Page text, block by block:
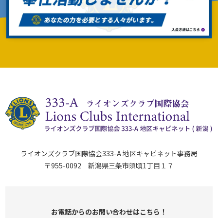
ライオンズクラブ国際協会333-A 地区キャビネット事務局
〒955-0092 新潟県三条市須頃1丁目１７
お電話からのお問い合わせはこちら！